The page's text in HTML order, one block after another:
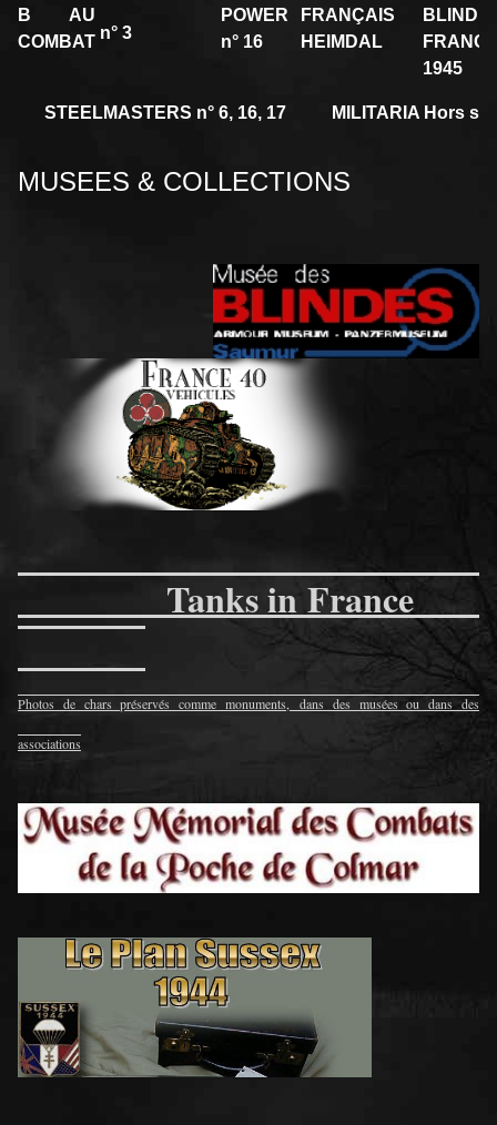
B AU
COMBAT n° 3
POWER
n° 16
FRANÇAIS
HEIMDAL
1945
STEELMASTERS n° 6, 16, 17 MILITARIA Hors
MUSEES & COLLECTIONS
Tanks in France
Photos de chars préservés comme monuments, dans des musées ou dans des
associations